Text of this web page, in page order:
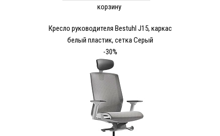
корзину
Кресло руководителя Bestuhl J15, каркас
белый пластик, сетка Серый
-30%